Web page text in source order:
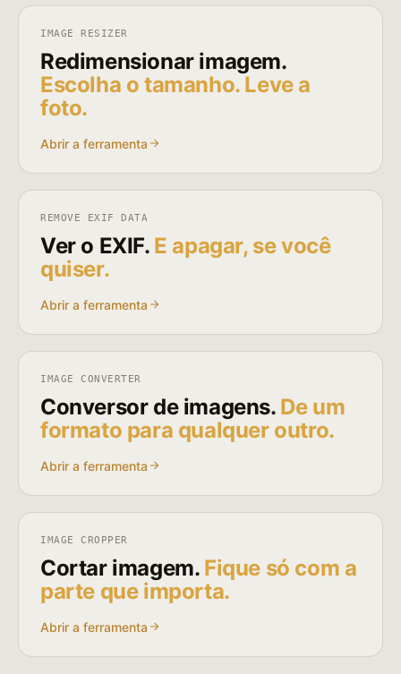
IMAGE RESIZER
Redimensionar imagem.
Escolha o tamanho. Leve a
foto.
Abrir a ferramenta
REMOVE EXIF DATA
Ver o EXIF. E apagar, se você
quiser.
Abrir a ferramenta
IMAGE CONVERTER
Conversor de imagens. De um
formato para qualquer outro.
Abrir a ferramenta
IMAGE CROPPER
Cortar imagem. Fique só com a
parte que importa.
Abrir a ferramenta